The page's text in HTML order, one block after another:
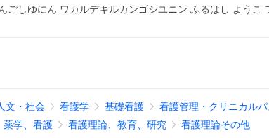
しゆにん ワカルデキルカンゴシユニン ふるはし ようこ
文・社会 看護学 基礎看護
看護管理・クリニカルパ
薬学、看護 看護理論、教育、研究 看護理論その他